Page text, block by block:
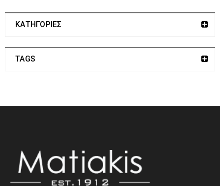
ΚΑΤΗΓΟΡΙΕΣ
TAGS